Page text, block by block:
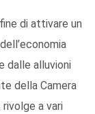
di attivare un
dalle alluvioni
della Camera
a vari